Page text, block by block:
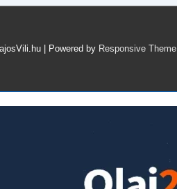
a
hosszát?
5.
| Powered by Responsive Theme